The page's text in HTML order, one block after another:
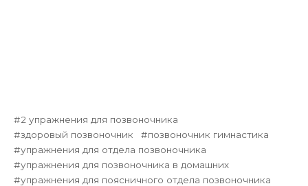
2 упражнения для позвоночника
здоровый позвоночник
позвоночник гимнастика
упражнения для отдела позвоночника
упражнения для позвоночника в домашних
упражнения для поясничного отдела позвоночника